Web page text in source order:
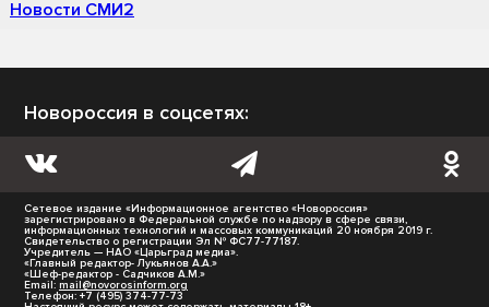
Новости СМИ2
Новороссия в соцсетях:
Сетевое издание «Информационное агентство «Новороссия»
зарегистрировано в Федеральной службе по надзору в сфере связи,
информационных технологий и массовых коммуникаций 20 ноября 2019 г.
Свидетельство о регистрации Эл № ФС77-77187.
Учредитель — НАО «Царьград медиа».
«Главный редактор- Лукьянов А.А.»
«Шеф-редактор - Садчиков А.М.»
Email: mail@novorosinform.org
Телефон: +7 (495) 374-77-73